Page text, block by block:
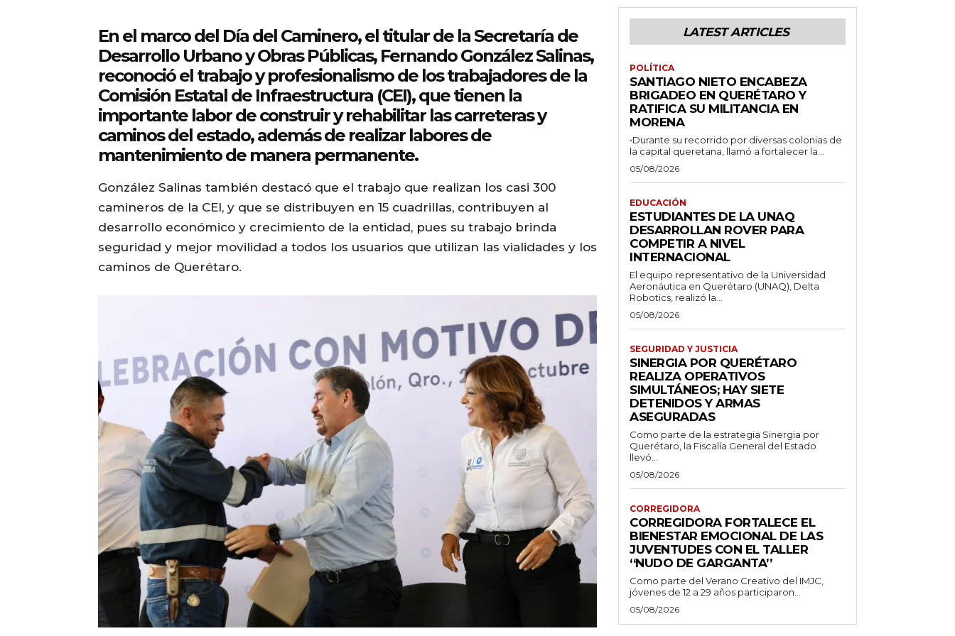
En el marco del Día del Caminero, el titular de la Secretaría de
Desarrollo Urbano y Obras Públicas, Fernando González Salinas,
reconoció el trabajo y profesionalismo de los trabajadores de la
Comisión Estatal de Infraestructura (CEI), que tienen la
importante labor de construir y rehabilitar las carreteras y
caminos del estado, además de realizar labores de
mantenimiento de manera permanente.
González Salinas también destacó que el trabajo que realizan los casi 300
camineros de la CEI, y que se distribuyen en 15 cuadrillas, contribuyen al
desarrollo económico y crecimiento de la entidad, pues su trabajo brinda
seguridad y mejor movilidad a todos los usuarios que utilizan las vialidades y los
caminos de Querétaro.
LATEST ARTICLES
POLÍTICA
SANTIAGO NIETO ENCABEZA
BRIGADEO EN QUERÉTARO Y
RATIFICA SU MILITANCIA EN
MORENA
•Durante su recorrido por diversas colonias de
la capital queretana, llamó a fortalecer la...
05/08/2026
EDUCACIÓN
ESTUDIANTES DE LA UNAQ
DESARROLLAN ROVER PARA
COMPETIR A NIVEL
INTERNACIONAL
El equipo representativo de la Universidad
Aeronáutica en Querétaro (UNAQ), Delta
Robotics, realizó la...
05/08/2026
SEGURIDAD Y JUSTICIA
SINERGIA POR QUERÉTARO
REALIZA OPERATIVOS
SIMULTÁNEOS; HAY SIETE
DETENIDOS Y ARMAS
ASEGURADAS
Como parte de la estrategia Sinergia por
Querétaro, la Fiscalía General del Estado
llevó...
05/08/2026
CORREGIDORA
CORREGIDORA FORTALECE EL
BIENESTAR EMOCIONAL DE LAS
JUVENTUDES CON EL TALLER
‘‘NUDO DE GARGANTA’’
Como parte del Verano Creativo del IMJC,
jóvenes de 12 a 29 años participaron...
05/08/2026